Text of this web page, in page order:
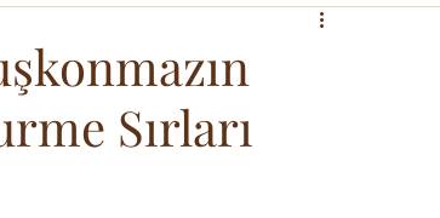
Sanat & Kültür
Sırları